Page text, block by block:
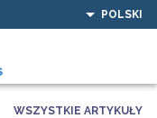
POLSKI
WSZYSTKIE ARTYKUŁY